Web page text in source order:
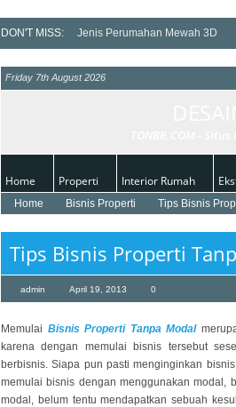
DON'T MISS:
Jenis Perumahan Mewah 3D
Rumah Minimalis Cantik Idaman
Friday 7th August 2026
Home Properti Interior Rumah
Home Bisnis Properti Tips Bisnis
Tips Bisnis Properti
admin April 19, 2013 0
Memulai Bisnis Properti Tanpa Modal
karena dengan memulai bisnis tersebut
berbisnis. Siapa pun pasti menginginkan
memulai bisnis dengan menggunakan modal,
modal, belum tentu mendapatkan sebuah